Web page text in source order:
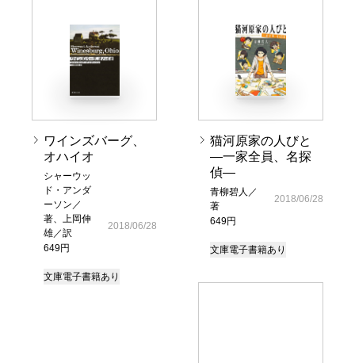
ワインズバーグ、
オハイオ
シャーウッ
ド・アンダ
ーソン／
著、上岡伸
雄／訳
649円
2018/06/28
文庫電子書籍あり
猫河原家の人びと
―一家全員、名探
偵―
青柳碧人／
著
649円
2018/06/28
文庫電子書籍あり